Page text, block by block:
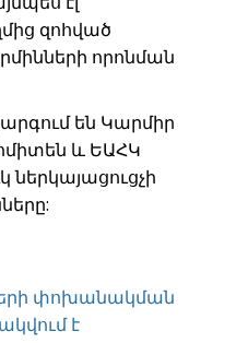
զոհված
որոնման
են Կարմիր
և ԵԱՀԿ
ներկայացուցչի
փոխանակման
է